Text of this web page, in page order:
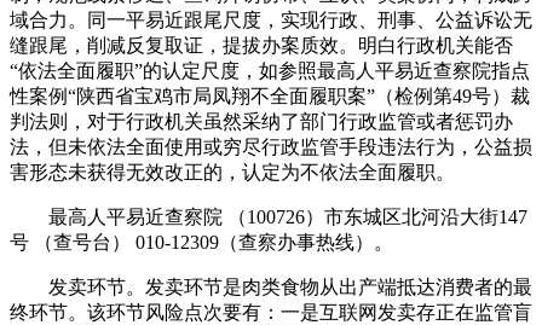
域合力。同一平易近跟尾尺度，实现行政、刑事、公益诉讼无
缝跟尾，削减反复取证，提拔办案质效。明白行政机关能否
“依法全面履职”的认定尺度，如参照最高人平易近查察院指点
性案例“陕西省宝鸡市局凤翔不全面履职案”（检例第49号）裁
判法则，对于行政机关虽然采纳了部门行政监管或者惩罚办
法，但未依法全面使用或穷尽行政监管手段违法行为，公益损
害形态未获得无效改正的，认定为不依法全面履职。
最高人平易近查察院 （100726）市东城区北河沿大街147
号 （查号台） 010-12309（查察办事热线）。
发卖环节。发卖环节是肉类食物从出产端抵达消费者的最
终环节。该环节风险点次要有：一是互联网发卖存正在监管盲